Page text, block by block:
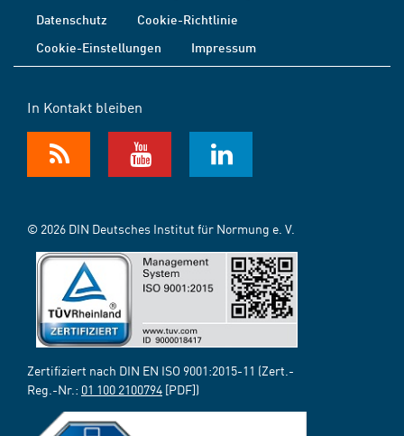
Datenschutz
Cookie-Richtlinie
Cookie-Einstellungen
Impressum
In Kontakt bleiben
© 2026 DIN Deutsches Institut für Normung e. V.
Zertifiziert nach DIN EN ISO 9001:2015-11 (Zert.-
Reg.-Nr.: 01 100 2100794 [PDF])